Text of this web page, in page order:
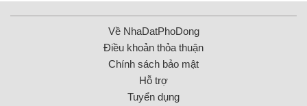
Về NhaDatPhoDong
Điều khoản thỏa thuận
Chính sách bảo mật
Hỗ trợ
Tuyển dụng